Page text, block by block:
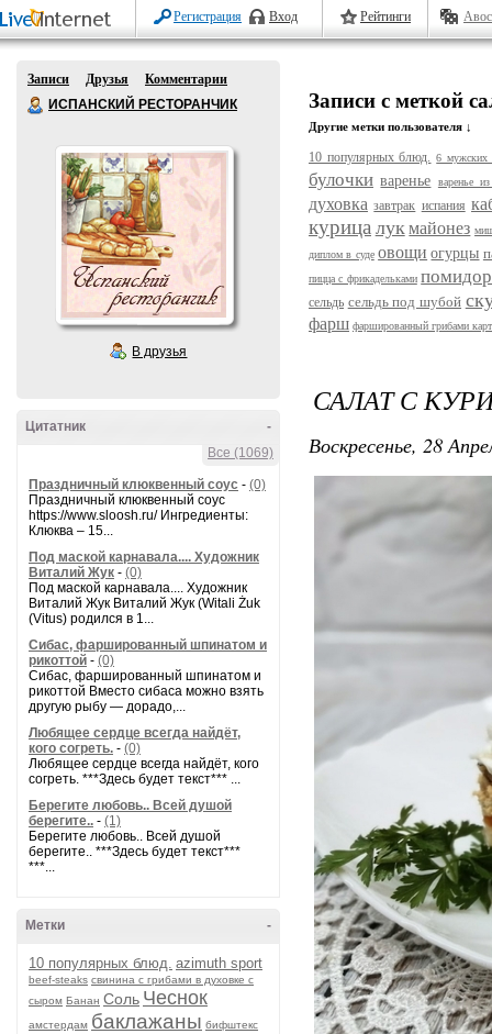
Регистрация Вход Рейтинги
Записи Друзья
Комментарии
ИСПАНСКИЙ РЕСТОРАНЧИК
В друзья
-
Цитатник
Все (1069)
Праздничный клюквенный соус - (0)
Праздничный клюквенный соус
https://www.sloosh.ru/ Ингредиенты:
Клюква – 15...
Под маской карнавала.... Художник
Виталий Жук - (0)
Под маской карнавала.... Художник
Виталий Жук Виталий Жук (Witali Żuk
(Vitus) родился в 1...
Сибас, фаршированный шпинатом и
рикоттой - (0)
Сибас, фаршированный шпинатом и
рикоттой Вместо сибаса можно взять
другую рыбу — дорадо,...
Любящее сердце всегда найдёт,
кого согреть. - (0)
Любящее сердце всегда найдёт, кого
согреть. ***Здесь будет текст*** ...
Берегите любовь.. Всей душой
берегите.. - (1)
Берегите любовь.. Всей душой
берегите.. ***Здесь будет текст***
***...
-
Метки
10 популярных блюд. azimuth sport
beef-stеаks cвинина с грибами в духовке с
сыром Банан Соль Чеснок
амстердам баклажаны бифштекс
Записи с меткой
Другие метки пользователя ↓
10 популярных блюд. 6 мужских
булочки варенье варенье
духовка завтрак испания
курица лук майонез
диплом в суде овощи огурцы
пицца с фрикадельками
сельдь сельдь под шубой
фарш фаршированный грибами
САЛАТ С
Воскресенье, 28